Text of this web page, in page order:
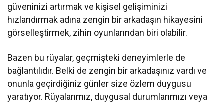
güveninizi artırmak ve kişisel gelişiminizi
hızlandırmak adına zengin bir arkadaşın hikayesini
görselleştirmek, zihin oyunlarından biri olabilir.
Bazen bu rüyalar, geçmişteki deneyimlerle de
bağlantılıdır. Belki de zengin bir arkadaşınız vardı ve
onunla geçirdiğiniz günler size özlem duygusu
yaratıyor. Rüyalarımız, duygusal durumlarımızı veya